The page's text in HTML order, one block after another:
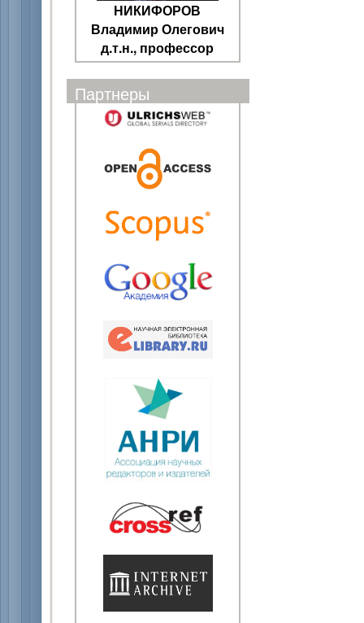
НИКИФОРОВ
Владимир Олегович
д.т.н., профессор
Партнеры